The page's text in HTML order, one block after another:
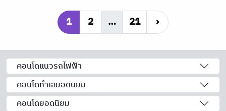
1 2 … 21 ›
คอนโดแนวรถไฟฟ้า
คอนโดทำเลยอดนิยม
คอนโดยอดนิยม